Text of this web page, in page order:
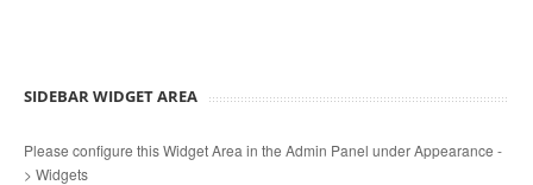
SIDEBAR WIDGET AREA
Please configure this Widget Area in the Admin Panel under Appearance -
> Widgets